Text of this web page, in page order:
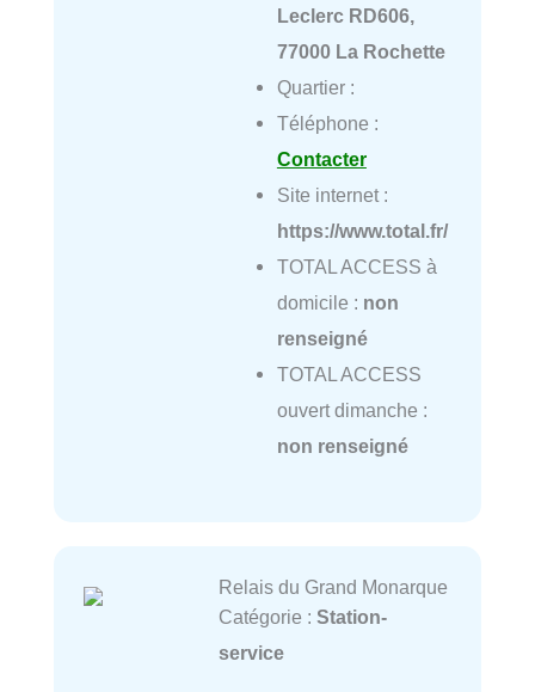
Leclerc RD606,
77000 La Rochette
Quartier :
Téléphone :
Contacter
Site internet :
https://www.total.fr/
TOTAL ACCESS à
domicile : non
renseigné
TOTAL ACCESS
ouvert dimanche :
non renseigné
Relais du Grand Monarque
Catégorie : Station-
service